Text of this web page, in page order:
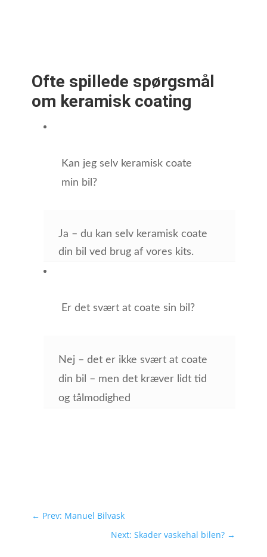
Ofte spillede spørgsmål
om keramisk coating
Kan jeg selv keramisk coate
min bil?
Ja – du kan selv keramisk coate
din bil ved brug af vores kits.
Er det svært at coate sin bil?
Nej – det er ikke svært at coate
din bil – men det kræver lidt tid
og tålmodighed
← Prev: Manuel Bilvask
Next: Skader vaskehal bilen? →